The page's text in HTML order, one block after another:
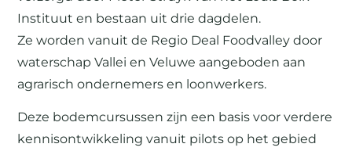
Instituut en bestaan uit drie dagdelen.
Ze worden vanuit de Regio Deal Foodvalley door
waterschap Vallei en Veluwe aangeboden aan
agrarisch ondernemers en loonwerkers.
Deze bodemcursussen zijn een basis voor verdere
kennisontwikkeling vanuit pilots op het gebied